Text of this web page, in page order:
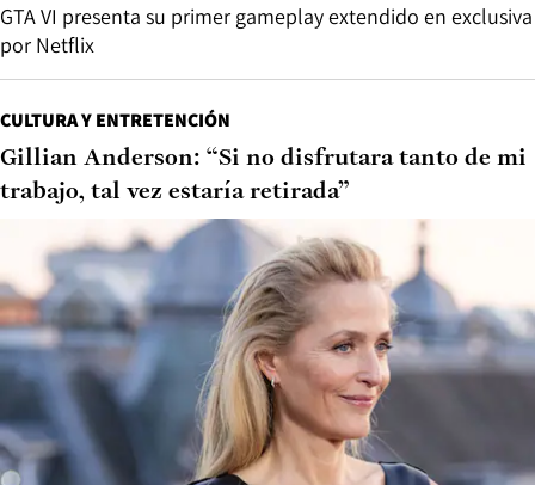
GTA VI presenta su primer gameplay extendido en exclusiva
por Netflix
CULTURA Y ENTRETENCIÓN
Gillian Anderson: “Si no disfrutara tanto de mi
trabajo, tal vez estaría retirada”